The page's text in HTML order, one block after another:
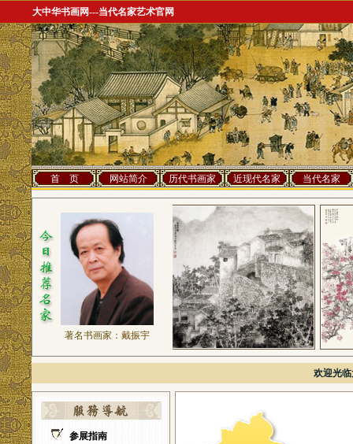
大中华书画网---当代名家艺术官网
首 页 网站简介 历代书画家 近现代名家 当代名家
著名书画家： 戴振宇
欢迎光
参展指南